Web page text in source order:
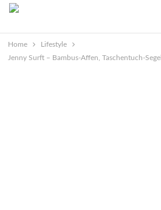
Home
Lifestyle
Jenny Surft – Bambus-Affen, Taschentuch-